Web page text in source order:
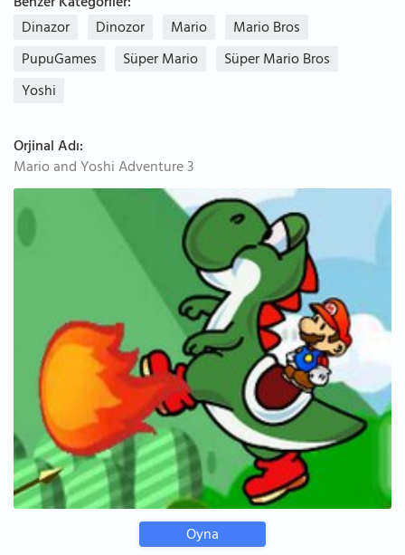
Dinazor
Dinozor Mario
Mario Bros
PupuGames
Süper Mario
Süper Mario Bros
Yoshi
Orjinal Adı:
Mario and Yoshi Adventure 3
Oyna